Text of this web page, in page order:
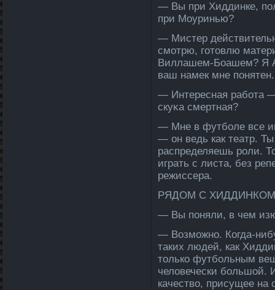
— Вы при Хиддинке,
при Моуринью?
— Мистер
смотрю, готовлю
Виллашем-Боашем? Я
ваш намек мне
— Интересная работа
скуκа смертная?
— Мне в футболе­ все
— он ведь как театр.
распределяешь роли.
играть с листа, без
режиссера.
РЯДОМ С
— Вы поняли, в чем
— Возможно. Когда­-
таких людей, как
только футбольным
человечески большой.
качество, присущее